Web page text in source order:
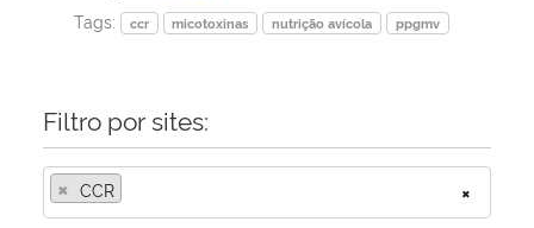
Ministério do Turismo
Ministério da Mulher, da Família e dos Direitos Humanos
Tags:
ccr micotoxinas nutrição avícola ppgmv
Filtro por sites:
×
× CCR